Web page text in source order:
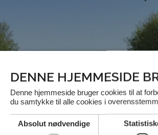
DENNE HJEMMESIDE
Denne hjemmeside bruger cookies til at
du samtykke til alle cookies i
Absolut nødvendige